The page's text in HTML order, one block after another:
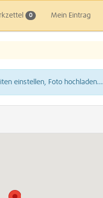
0 Mein Eintrag
einstellen, Foto hochladen...